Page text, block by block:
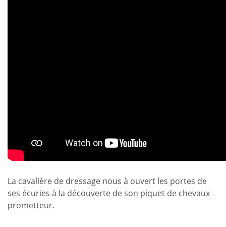
La cavalière de dressage nous à ouvert les portes de
ses écuries à la découverte de son piquet de chevaux
prometteur.